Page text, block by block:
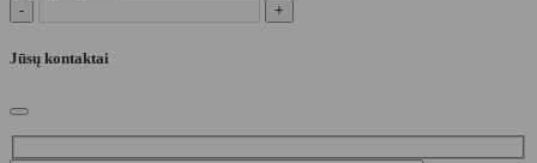
-
+
Jūsų kontaktai